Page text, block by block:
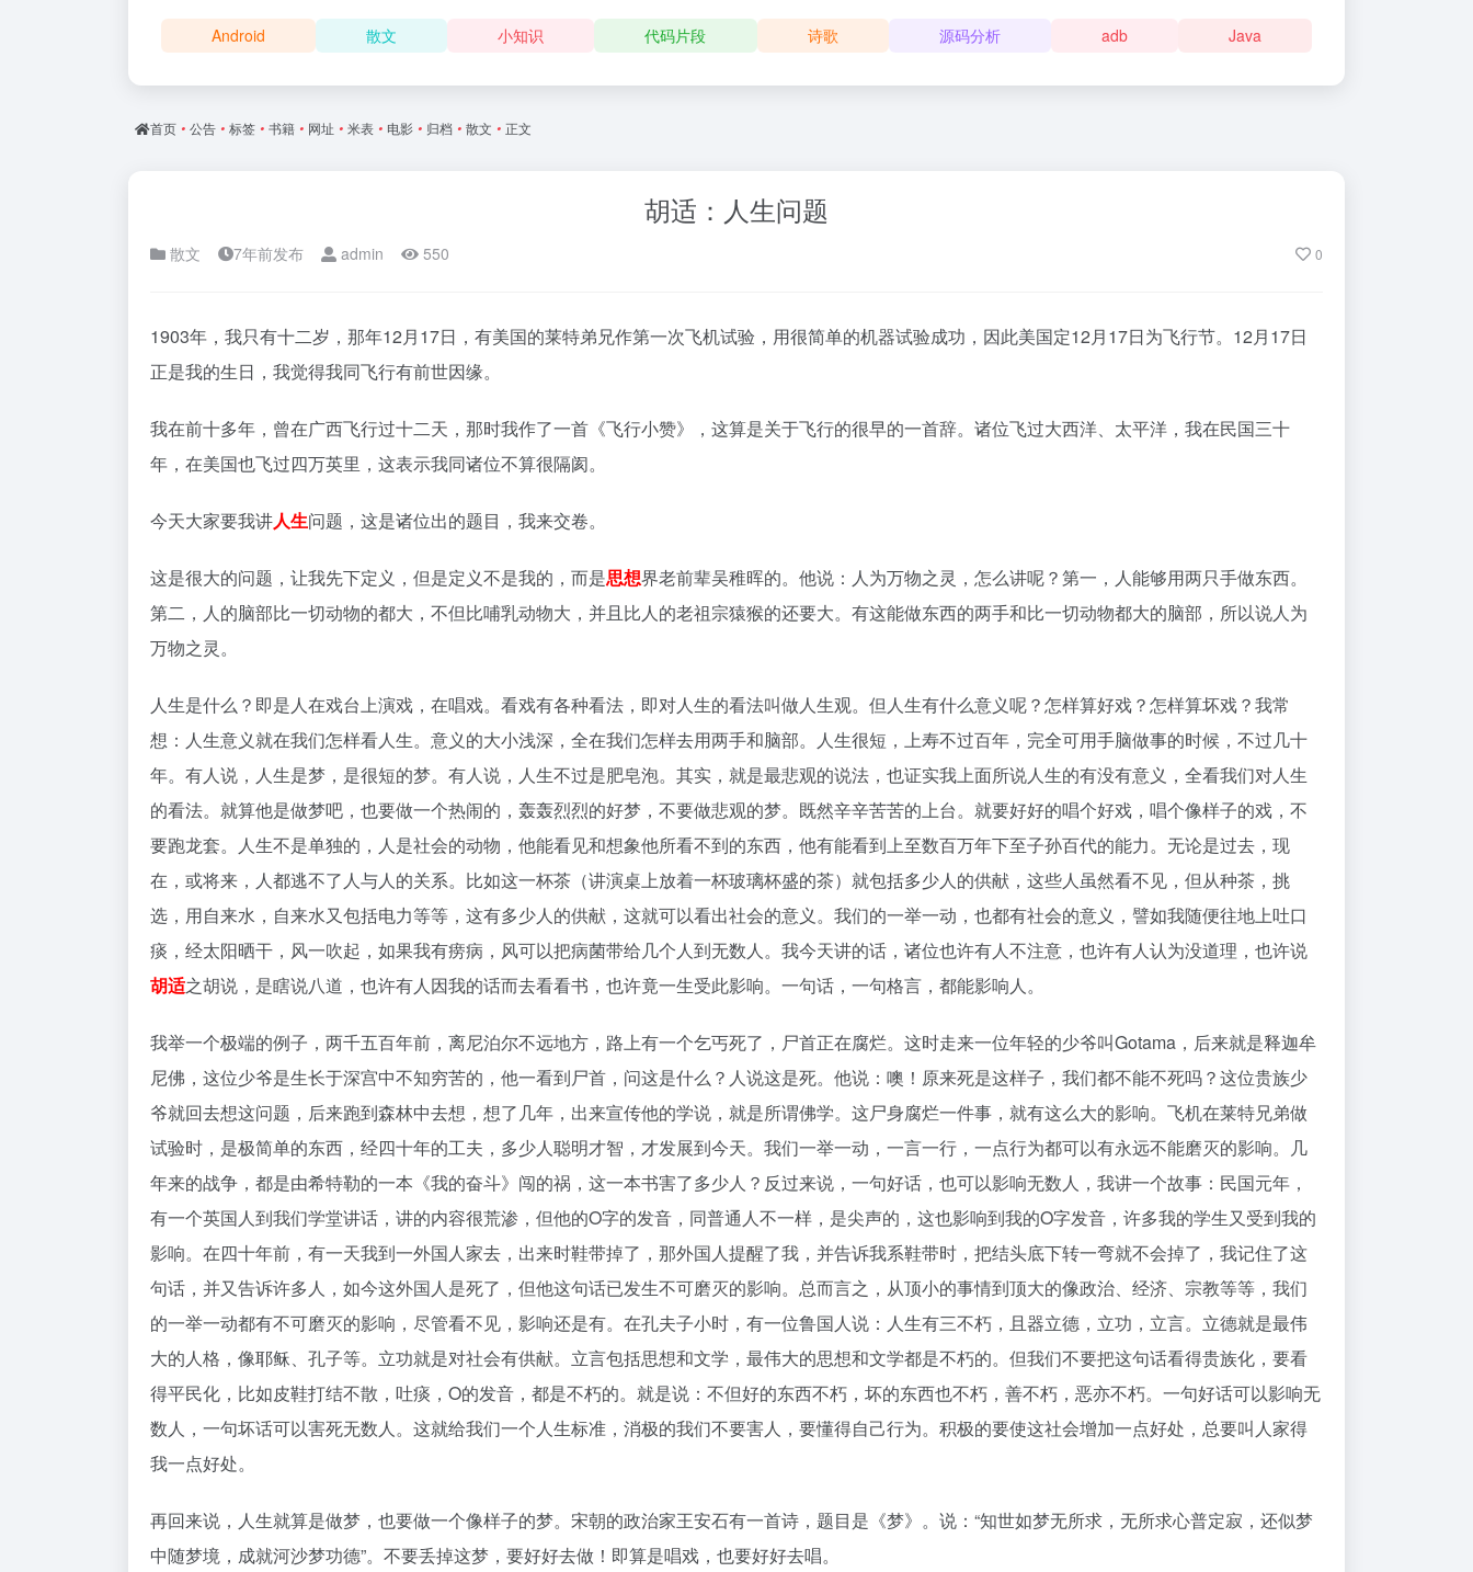
Android 散文 小知识 代码片段 诗歌 源码分析 adb Java
首页 • 公告 • 标签 • 书籍 • 网址 • 米表 • 电影 • 归档 • 散文 • 正文
胡适：人生问题
散文 7年前发布 admin 550 0
1903年，我只有十二岁，那年12月17日，有美国的莱特弟兄作第一次飞机试验，用很简单的机器试验成功，因此美国定12月17日为飞行节。12月17日
正是我的生日，我觉得我同飞行有前世因缘。
我在前十多年，曾在广西飞行过十二天，那时我作了一首《飞行小赞》，这算是关于飞行的很早的一首辞。诸位飞过大西洋、太平洋，我在民国三十
年，在美国也飞过四万英里，这表示我同诸位不算很隔阂。
今天大家要我讲人生问题，这是诸位出的题目，我来交卷。
这是很大的问题，让我先下定义，但是定义不是我的，而是思想界老前辈吴稚晖的。他说：人为万物之灵，怎么讲呢？第一，人能够用两只手做东西。
第二，人的脑部比一切动物的都大，不但比哺乳动物大，并且比人的老祖宗猿猴的还要大。有这能做东西的两手和比一切动物都大的脑部，所以说人为
万物之灵。
人生是什么？即是人在戏台上演戏，在唱戏。看戏有各种看法，即对人生的看法叫做人生观。但人生有什么意义呢？怎样算好戏？怎样算坏戏？我常
想：人生意义就在我们怎样看人生。意义的大小浅深，全在我们怎样去用两手和脑部。人生很短，上寿不过百年，完全可用手脑做事的时候，不过几十
年。有人说，人生是梦，是很短的梦。有人说，人生不过是肥皂泡。其实，就是最悲观的说法，也证实我上面所说人生的有没有意义，全看我们对人生
的看法。就算他是做梦吧，也要做一个热闹的，轰轰烈烈的好梦，不要做悲观的梦。既然辛辛苦苦的上台。就要好好的唱个好戏，唱个像样子的戏，不
要跑龙套。人生不是单独的，人是社会的动物，他能看见和想象他所看不到的东西，他有能看到上至数百万年下至子孙百代的能力。无论是过去，现
在，或将来，人都逃不了人与人的关系。比如这一杯茶（讲演桌上放着一杯玻璃杯盛的茶）就包括多少人的供献，这些人虽然看不见，但从种茶，挑
选，用自来水，自来水又包括电力等等，这有多少人的供献，这就可以看出社会的意义。我们的一举一动，也都有社会的意义，譬如我随便往地上吐口
痰，经太阳晒干，风一吹起，如果我有痨病，风可以把病菌带给几个人到无数人。我今天讲的话，诸位也许有人不注意，也许有人认为没道理，也许说
胡适之胡说，是瞎说八道，也许有人因我的话而去看看书，也许竟一生受此影响。一句话，一句格言，都能影响人。
我举一个极端的例子，两千五百年前，离尼泊尔不远地方，路上有一个乞丐死了，尸首正在腐烂。这时走来一位年轻的少爷叫Gotama，后来就是释迦牟
尼佛，这位少爷是生长于深宫中不知穷苦的，他一看到尸首，问这是什么？人说这是死。他说：噢！原来死是这样子，我们都不能不死吗？这位贵族少
爷就回去想这问题，后来跑到森林中去想，想了几年，出来宣传他的学说，就是所谓佛学。这尸身腐烂一件事，就有这么大的影响。飞机在莱特兄弟做
试验时，是极简单的东西，经四十年的工夫，多少人聪明才智，才发展到今天。我们一举一动，一言一行，一点行为都可以有永远不能磨灭的影响。几
年来的战争，都是由希特勒的一本《我的奋斗》闯的祸，这一本书害了多少人？反过来说，一句好话，也可以影响无数人，我讲一个故事：民国元年，
有一个英国人到我们学堂讲话，讲的内容很荒渗，但他的O字的发音，同普通人不一样，是尖声的，这也影响到我的O字发音，许多我的学生又受到我的
影响。在四十年前，有一天我到一外国人家去，出来时鞋带掉了，那外国人提醒了我，并告诉我系鞋带时，把结头底下转一弯就不会掉了，我记住了这
句话，并又告诉许多人，如今这外国人是死了，但他这句话已发生不可磨灭的影响。总而言之，从顶小的事情到顶大的像政治、经济、宗教等等，我们
的一举一动都有不可磨灭的影响，尽管看不见，影响还是有。在孔夫子小时，有一位鲁国人说：人生有三不朽，且器立德，立功，立言。立德就是最伟
大的人格，像耶稣、孔子等。立功就是对社会有供献。立言包括思想和文学，最伟大的思想和文学都是不朽的。但我们不要把这句话看得贵族化，要看
得平民化，比如皮鞋打结不散，吐痰，O的发音，都是不朽的。就是说：不但好的东西不朽，坏的东西也不朽，善不朽，恶亦不朽。一句好话可以影响无
数人，一句坏话可以害死无数人。这就给我们一个人生标准，消极的我们不要害人，要懂得自己行为。积极的要使这社会增加一点好处，总要叫人家得
我一点好处。
再回来说，人生就算是做梦，也要做一个像样子的梦。宋朝的政治家王安石有一首诗，题目是《梦》。说：“知世如梦无所求，无所求心普定寂，还似梦
中随梦境，成就河沙梦功德”。不要丢掉这梦，要好好去做！即算是唱戏，也要好好去唱。